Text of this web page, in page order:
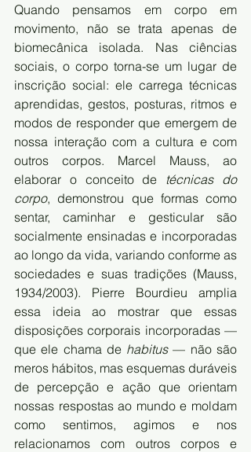
Quando pensamos em corpo em
movimento, não se trata apenas de
biomecânica isolada. Nas ciências
sociais, o corpo torna-se um lugar de
inscrição social: ele carrega técnicas
aprendidas, gestos, posturas, ritmos e
modos de responder que emergem de
nossa interação com a cultura e com
outros corpos. Marcel Mauss, ao
elaborar o conceito de técnicas do
corpo, demonstrou que formas como
sentar, caminhar e gesticular são
socialmente ensinadas e incorporadas
ao longo da vida, variando conforme as
sociedades e suas tradições (Mauss,
1934/2003). Pierre Bourdieu amplia
essa ideia ao mostrar que essas
disposições corporais incorporadas —
que ele chama de habitus — não são
meros hábitos, mas esquemas duráveis
de percepção e ação que orientam
nossas respostas ao mundo e moldam
como sentimos, agimos e nos
relacionamos com outros corpos e